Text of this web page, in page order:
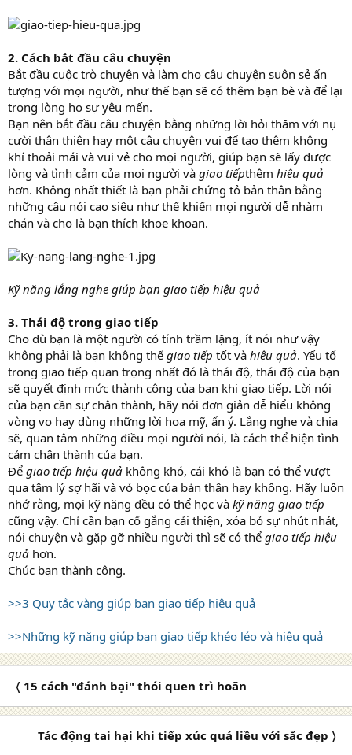
2. Cách bắt đầu câu chuyện
Bắt đầu cuộc trò chuyện và làm cho câu chuyện suôn sẻ ấn
tượng với mọi người, như thế bạn sẽ có thêm bạn bè và để lại
trong lòng họ sự yêu mến.
Bạn nên bắt đầu câu chuyện bằng những lời hỏi thăm với nụ
cười thân thiện hay một câu chuyện vui để tạo thêm không
khí thoải mái và vui vẻ cho mọi người, giúp bạn sẽ lấy được
lòng và tình cảm của mọi người và giao tiếpthêm hiệu quả
hơn. Không nhất thiết là bạn phải chứng tỏ bản thân bằng
những câu nói cao siêu như thế khiến mọi người dễ nhàm
chán và cho là bạn thích khoe khoan.
Kỹ năng lắng nghe giúp bạn giao tiếp hiệu quả
3. Thái độ trong giao tiếp
Cho dù bạn là một người có tính trầm lặng, ít nói như vậy
không phải là bạn không thể giao tiếp tốt và hiệu quả. Yếu tố
trong giao tiếp quan trọng nhất đó là thái độ, thái độ của bạn
sẽ quyết định mức thành công của bạn khi giao tiếp. Lời nói
của bạn cần sự chân thành, hãy nói đơn giản dễ hiểu không
vòng vo hay dùng những lời hoa mỹ, ẩn ý. Lắng nghe và chia
sẽ, quan tâm những điều mọi người nói, là cách thể hiện tình
cảm chân thành của bạn.
Để giao tiếp hiệu quả không khó, cái khó là bạn có thể vượt
qua tâm lý sợ hãi và vỏ bọc của bản thân hay không. Hãy luôn
nhớ rằng, mọi kỹ năng đều có thể học và kỹ năng giao tiếp
cũng vậy. Chỉ cần bạn cố gắng cải thiện, xóa bỏ sự nhút nhát,
nói chuyện và gặp gỡ nhiều người thì sẽ có thể giao tiếp hiệu
quả hơn.
Chúc bạn thành công.
>>3 Quy tắc vàng giúp bạn giao tiếp hiệu quả
>>Những kỹ năng giúp bạn giao tiếp khéo léo và hiệu quả
〈 15 cách "đánh bại" thói quen trì hoãn
Tác động tai hại khi tiếp xúc quá liều với sắc đẹp 〉